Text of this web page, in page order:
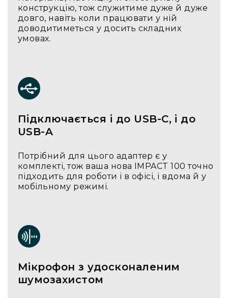
Архітектурне
освітлення
Для
Стробоскопи
машини
Генератори
диму/
туману
вогню
Генератори
конструкцію, тож служитиме дуже й дуже
довго, навіть коли працювати у ній
доводитиметься у досить складних
умовах.
Підключається і до USB-C, і до
USB-A
Потрібний для цього адаптер є у
комплекті, тож ваша нова IMPACT 100 точно
підходить для роботи і в офісі, і вдома й у
мобільному режимі.
Мікрофон з удосконаленим
шумозахистом